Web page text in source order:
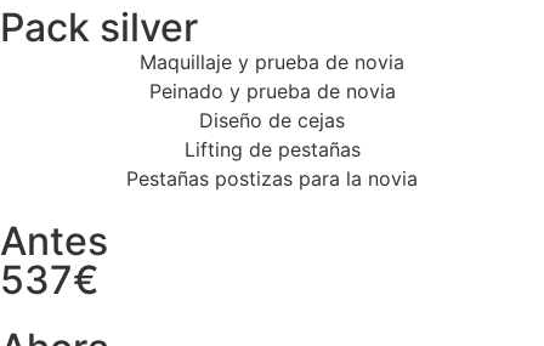
Pack silver
Maquillaje y prueba de novia
Peinado y prueba de novia
Diseño de cejas
Lifting de pestañas
Pestañas postizas para la novia
Antes
537€